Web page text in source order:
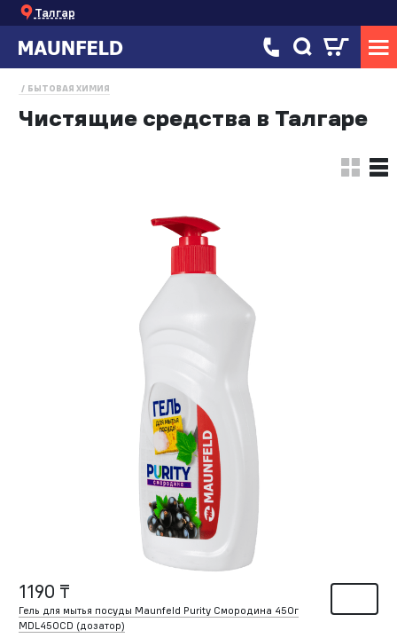
Талгар
БЫТОВАЯ ХИМИЯ
Чистящие средства в Талгаре
1190 ₸
Гель для мытья посуды Maunfeld Purity Смородина 450г
MDL450CD (дозатор)